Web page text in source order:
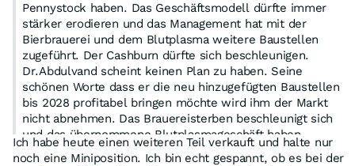
Pennystock haben. Das Geschäftsmodell dürfte immer
stärker erodieren und das Management hat mit der
Bierbrauerei und dem Blutplasma weitere Baustellen
zugeführt. Der Cashburn dürfte sich beschleunigen.
Dr.Abdulvand scheint keinen Plan zu haben. Seine
schönen Worte dass er die neu hinzugefügten Baustellen
bis 2028 profitabel bringen möchte wird ihm der Markt
nicht abnehmen. Das Brauereisterben beschleunigt sich
und das übernommene Blutplasmageschäft haben
Experten aus der Branche nicht profitabel bekommen.
Ich habe heute einen weiteren Teil verkauft und halte nur
noch eine Miniposition. Ich bin echt gespannt, ob es bei der